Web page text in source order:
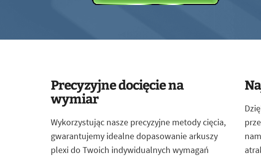
Precyzyjne docięcie na
wymiar
Wykorzystując nasze precyzyjne metody cięcia,
gwarantujemy idealne dopasowanie arkuszy
plexi do Twoich indywidualnych wymagań